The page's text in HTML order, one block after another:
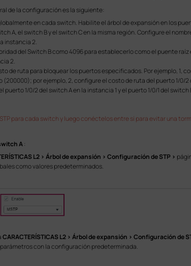
de la configuración es la siguiente:
en cada switch. Habilite el árbol de expansión en los
A, el switch B y el switch C en la misma región. Configure el
instancia 2.
del Switch B como 4096 para establecerlo como el puente
2.
de ruta para bloquear los puertos especificados. Por ejemplo, 1,
(200000); por ejemplo, 2, configure el costo de ruta del puerto 1/0/
puerto 1/0/2 del switch A en la instancia 1 y el puerto 1/0/1 del
para cada switch y luego conéctelos entre sí para evitar una
A:
L2 > Árbol de expansión > Configuración de STP >
como valores predeterminados.
CARACTERÍSTICAS L2 > Árbol de expansión > Configuración de
parámetros con la configuración predeterminada.